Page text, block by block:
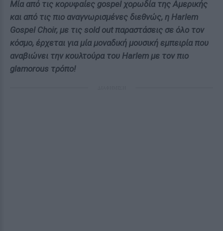
Μία από τις κορυφαίες gospel χορωδία της Αμερικής
και από τις πιο αναγνωρισμένες διεθνώς, η Harlem
Gospel Choir, με τις sold out παραστάσεις σε όλο τον
κόσμο, έρχεται για μία μοναδική μουσική εμπειρία που
αναβιώνει την κουλτούρα του Harlem με τον πιο
glamorous τρόπο!